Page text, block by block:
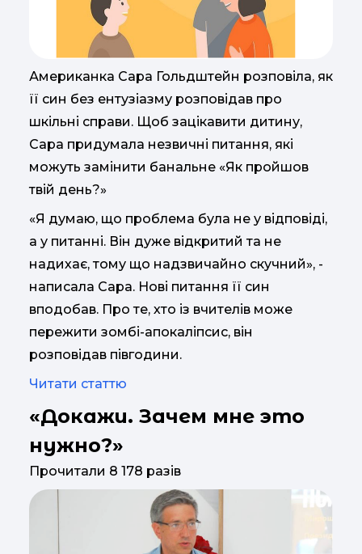
Американка Сара Гольдштейн розповіла, як
її син без ентузіазму розповідав про
шкільні справи. Щоб зацікавити дитину,
Сара придумала незвичні питання, які
можуть замінити банальне «Як пройшов
твій день?»
«Я думаю, що проблема була не у відповіді,
а у питанні. Він дуже відкритий та не
надихає, тому що надзвичайно скучний», -
написала Сара. Нові питання її син
вподобав. Про те, хто із вчителів може
пережити зомбі-апокаліпсис, він
розповідав півгодини.
Читати статтю
«Докажи. Зачем мне это
нужно?»
Прочитали 8 178 разів